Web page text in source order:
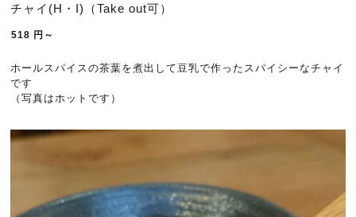
チャイ(H・I)（Take out可）
518 円～
ホールスパイスの茶葉を煮出して豆乳で作ったスパイシーなチャイ
です
（写真はホットです）